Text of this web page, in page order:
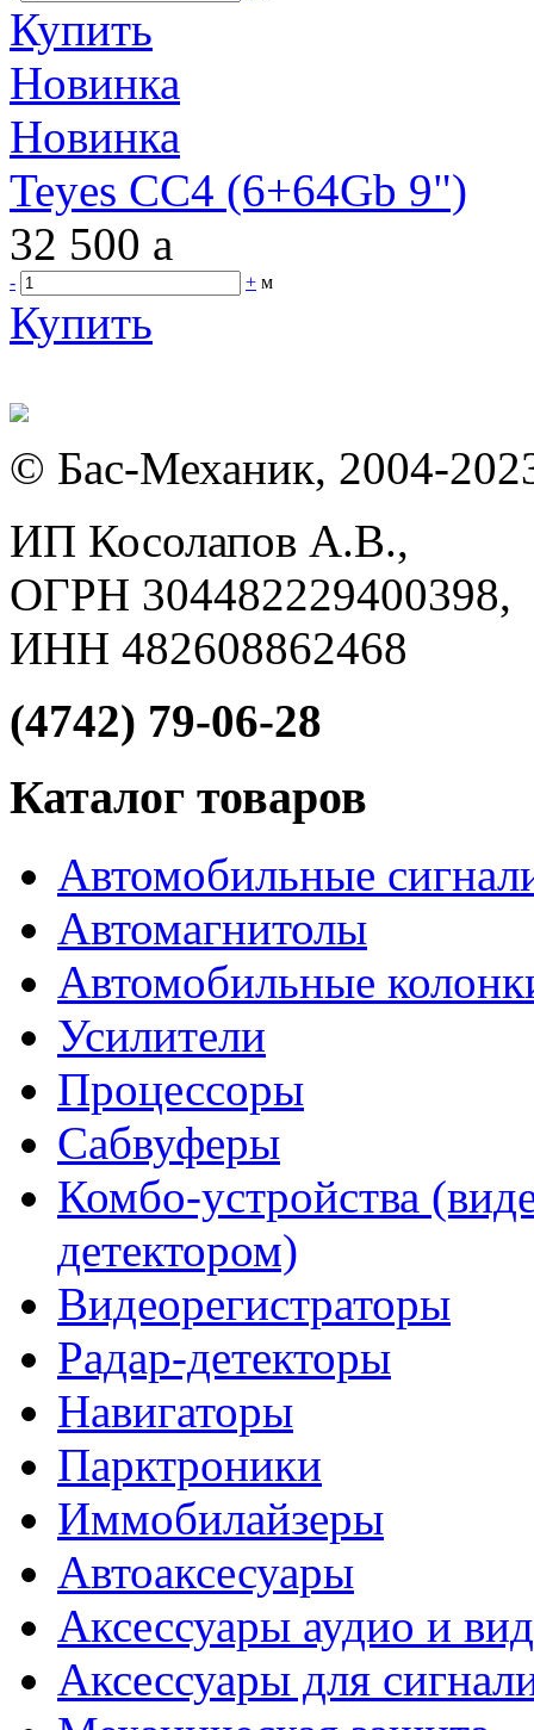
Купить
Новинка
Новинка
Teyes CC4 (6+64Gb 9")
32 500 a
- + м
Купить
© Бас-Механик, 2004-
ИП Косолапов А.В.,
ОГРН 304482229400398,
ИНН 482608862468
(4742) 79-06-28
Каталог товаров
Автомобильные
Автомагнитолы
Автомобильные
Усилители
Процессоры
Сабвуферы
Комбо-устройства
детектором)
Видеорегистраторы
Радар-детекторы
Навигаторы
Парктроники
Иммобилайзеры
Автоаксесуары
Аксессуары аудио и
Аксессуары для